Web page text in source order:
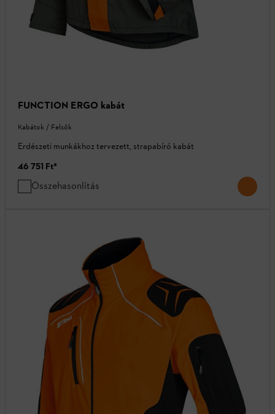
FUNCTION ERGO kabát
Kabátok / Felsők
Erdészeti munkákhoz tervezett, strapabíró kabát
46 751 Ft*
Összehasonlítás